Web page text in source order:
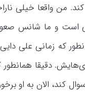
من واقعا خیلی
این جام ۴۸ تیمی است و
که زمانی علی
دقیقا
کند، الان به او